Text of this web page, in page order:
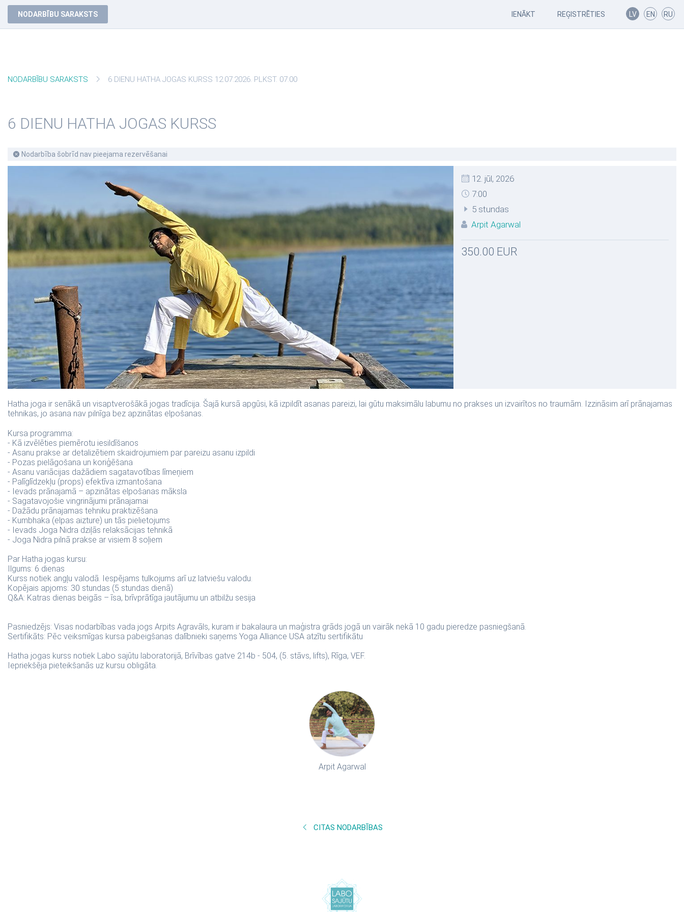
NODARBĪBU SARAKSTS IENĀKT REĢISTRĒTIES LV EN RU
NODARBĪBU SARAKSTS 6 DIENU HATHA JOGAS KURSS 12.07.2026. PLKST. 07:00
6 DIENU HATHA JOGAS KURSS
Nodarbība šobrīd nav pieejama rezervēšanai
12. jūl, 2026
7:00
5 stundas
Arpit Agarwal
350.00 EUR
Hatha joga ir senākā un visaptverošākā jogas tradīcija. Šajā kursā apgūsi, kā izpildīt asanas pareizi, lai gūtu maksimālu labumu no prakses un izvairītos no traumām. Izzināsim arī prānajamas
tehnikas, jo asana nav pilnīga bez apzinātas elpošanas.
Kursa programma:
- Kā izvēlēties piemērotu iesildīšanos
- Asanu prakse ar detalizētiem skaidrojumiem par pareizu asanu izpildi
- Pozas pielāgošana un koriģēšana
- Asanu variācijas dažādiem sagatavotības līmeņiem
- Palīglīdzekļu (props) efektīva izmantošana
- Ievads prānajamā – apzinātas elpošanas māksla
- Sagatavojošie vingrinājumi prānajamai
- Dažādu prānajamas tehniku praktizēšana
- Kumbhaka (elpas aizture) un tās pielietojums
- Ievads Joga Nidra dziļās relaksācijas tehnikā
- Joga Nidra pilnā prakse ar visiem 8 soļiem
Par Hatha jogas kursu:
Ilgums: 6 dienas
Kurss notiek angļu valodā. Iespējams tulkojums arī uz latviešu valodu.
Kopējais apjoms: 30 stundas (5 stundas dienā)
Q&A: Katras dienas beigās – īsa, brīvprātīga jautājumu un atbilžu sesija
Pasniedzējs: Visas nodarbības vada jogs Arpits Agravāls, kuram ir bakalaura un maģistra grāds jogā un vairāk nekā 10 gadu pieredze pasniegšanā.
Sertifikāts: Pēc veiksmīgas kursa pabeigšanas dalībnieki saņems Yoga Alliance USA atzītu sertifikātu
Hatha jogas kurss notiek Labo sajūtu laboratorijā, Brīvības gatve 214b - 504, (5. stāvs, lifts), Rīga, VEF.
Iepriekšēja pieteikšanās uz kursu obligāta.
Arpit Agarwal
CITAS NODARBĪBAS